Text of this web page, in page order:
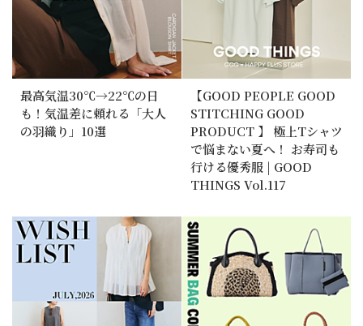
最高気温30℃→22℃の日
も！気温差に頼れる「大人
の羽織り」10選
【GOOD PEOPLE GOOD
STITCHING GOOD
PRODUCT 】 極上Tシャツ
で悩まない夏へ！ お寿司も
行ける優秀服 | GOOD
THINGS Vol.117